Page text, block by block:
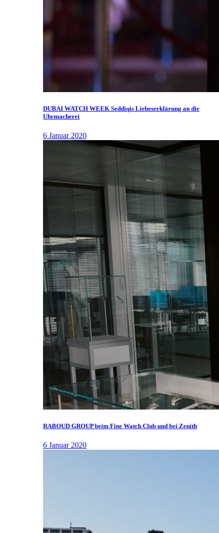
DUBAI WATCH WEEK Seddiqis Liebeserklärung an die
Uhrmacherei
6 Januar 2020
RABOUD GROUP beim Fine Watch Club und bei Zenith
6 Januar 2020